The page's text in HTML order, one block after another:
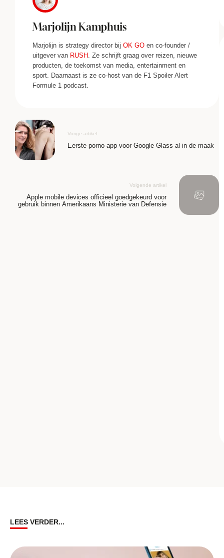
Marjolijn Kamphuis
Marjolijn is strategy director bij OK GO en co-founder /
uitgever van RUSH . Ze schrijft graag over reizen, nieuwe
producten, de toekomst van media, entertainment en
sport. Daarnaast is ze co-host van de F1 Spoiler Alert
Formule 1 podcast.
Vorige artikel
Eerste porno app voor Google Glass al in de maak
Volgende artikel
Apple mobile devices officieel goedgekeurd voor
gebruik binnen Amerikaans Ministerie van Defensie
LEES VERDER...